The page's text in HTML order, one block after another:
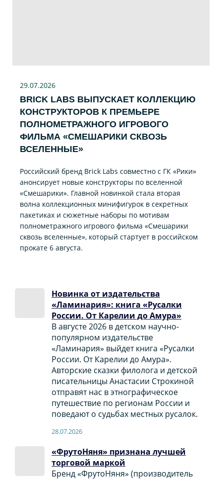
29.07.2026
BRICK LABS ВЫПУСКАЕТ КОЛЛЕКЦИЮ
КОНСТРУКТОРОВ К ПРЕМЬЕРЕ
ПОЛНОМЕТРАЖНОГО ИГРОВОГО
ФИЛЬМА «CМЕШАРИКИ СКВОЗЬ
ВСЕЛЕННЫЕ»
Российский бренд Brick Labs совместно с ГК «Рики»
анонсирует новые конструкторы по вселенной
«Смешарики». Главной новинкой стала вторая
волна коллекционных минифигурок в секретных
пакетиках и сюжетные наборы по мотивам
полнометражного игрового фильма «Смешарики
сквозь вселенные», который стартует в российском
прокате 6 августа.
Новинка от издательства
«Ламинария»: книга «Русалки
России. От Карелии до Амура»
В августе 2026 в детском научно-
популярном издательстве
«Ламинария» выйдет книга «Русалки
России. От Карелии до Амура».
Авторские сказки филолога и детской
писательницы Анастасии Строкиной
отправят нас в этнографическое
путешествие по регионам России и
поведают о судьбах местных русалок.
28.07.2026
«ФрутоНяня» признана лучшей
торговой маркой
Бренд «ФрутоНяня» (производитель